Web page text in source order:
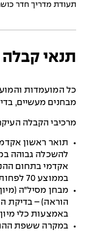
תעודת מדריך חדר
תנאי קבלה
כל המועמדות
מבחנים מעשיים,
מרכיבי הקבלה
תואר ראשון
אקדמי בתחום
בממוצע 70 לפחות.
מבחן מסיל"ה (מיון
הוראה) – בדיקת
באמצעות כלי מיון
במקרה ששפת